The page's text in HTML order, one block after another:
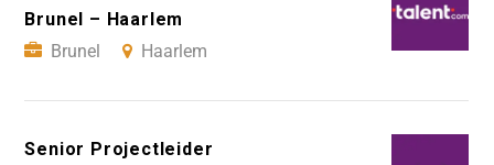
Brunel – Haarlem
Brunel
Haarlem
Senior Projectleider